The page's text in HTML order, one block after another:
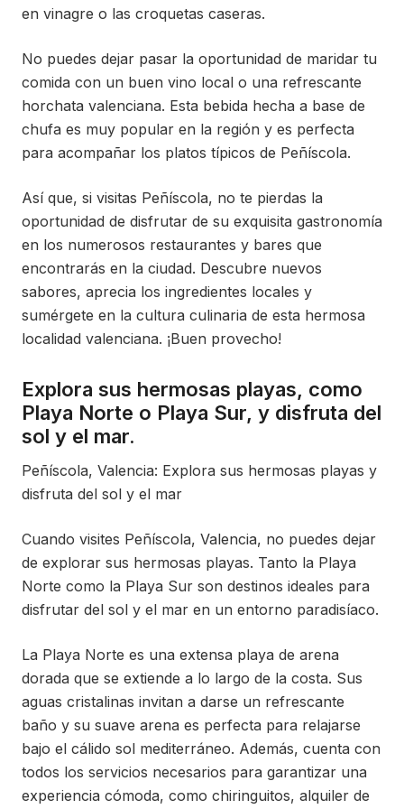
en vinagre o las croquetas caseras.
No puedes dejar pasar la oportunidad de maridar tu
comida con un buen vino local o una refrescante
horchata valenciana. Esta bebida hecha a base de
chufa es muy popular en la región y es perfecta
para acompañar los platos típicos de Peñíscola.
Así que, si visitas Peñíscola, no te pierdas la
oportunidad de disfrutar de su exquisita gastronomía
en los numerosos restaurantes y bares que
encontrarás en la ciudad. Descubre nuevos
sabores, aprecia los ingredientes locales y
sumérgete en la cultura culinaria de esta hermosa
localidad valenciana. ¡Buen provecho!
Explora sus hermosas playas, como
Playa Norte o Playa Sur, y disfruta del
sol y el mar.
Peñíscola, Valencia: Explora sus hermosas playas y
disfruta del sol y el mar
Cuando visites Peñíscola, Valencia, no puedes dejar
de explorar sus hermosas playas. Tanto la Playa
Norte como la Playa Sur son destinos ideales para
disfrutar del sol y el mar en un entorno paradisíaco.
La Playa Norte es una extensa playa de arena
dorada que se extiende a lo largo de la costa. Sus
aguas cristalinas invitan a darse un refrescante
baño y su suave arena es perfecta para relajarse
bajo el cálido sol mediterráneo. Además, cuenta con
todos los servicios necesarios para garantizar una
experiencia cómoda, como chiringuitos, alquiler de